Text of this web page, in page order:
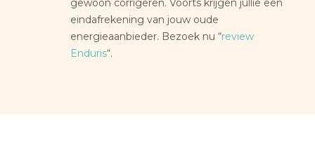
gewoon corrigeren. Voorts krijgen jullie een
eindafrekening van jouw oude
energieaanbieder. Bezoek nu “review
Enduris“.